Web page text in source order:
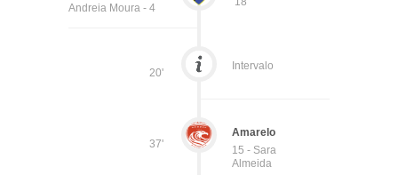
Andreia Moura - 4
20'
Intervalo
37'
Amarelo
15 - Sara
Almeida